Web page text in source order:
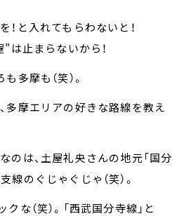
！と入れてもらわないと！
は止まらないから！
多摩も（笑）。
多摩エリアの好きな路線を教え
のは、土屋礼央さんの地元「国分
線のぐじゃぐじゃ（笑）。
な（笑）。「西武国分寺線」と